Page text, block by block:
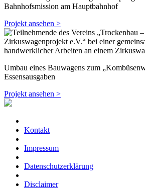
Bahnhofsmission am Hauptbahnhof
Projekt ansehen >
Umbau eines Bauwagens zum
Essensausgaben
Projekt ansehen >
Kontakt
Impressum
Datenschutzerklärung
Disclaimer